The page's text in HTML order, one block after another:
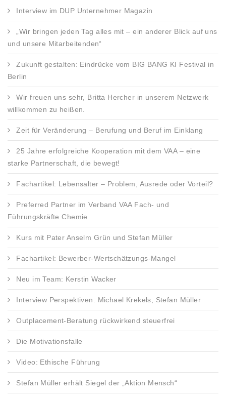
Interview im DUP Unternehmer Magazin
„Wir bringen jeden Tag alles mit – ein anderer Blick auf uns
und unsere Mitarbeitenden“
Zukunft gestalten: Eindrücke vom BIG BANG KI Festival in
Berlin
Wir freuen uns sehr, Britta Hercher in unserem Netzwerk
willkommen zu heißen.
Zeit für Veränderung – Berufung und Beruf im Einklang
25 Jahre erfolgreiche Kooperation mit dem VAA – eine
starke Partnerschaft, die bewegt!
Fachartikel: Lebensalter – Problem, Ausrede oder Vorteil?
Preferred Partner im Verband VAA Fach- und
Führungskräfte Chemie
Kurs mit Pater Anselm Grün und Stefan Müller
Fachartikel: Bewerber-Wertschätzungs-Mangel
Neu im Team: Kerstin Wacker
Interview Perspektiven: Michael Krekels, Stefan Müller
Outplacement-Beratung rückwirkend steuerfrei
Die Motivationsfalle
Video: Ethische Führung
Stefan Müller erhält Siegel der „Aktion Mensch“